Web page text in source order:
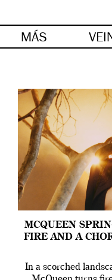
MÁS
MCQUEEN
FIRE AND A
In a scorched